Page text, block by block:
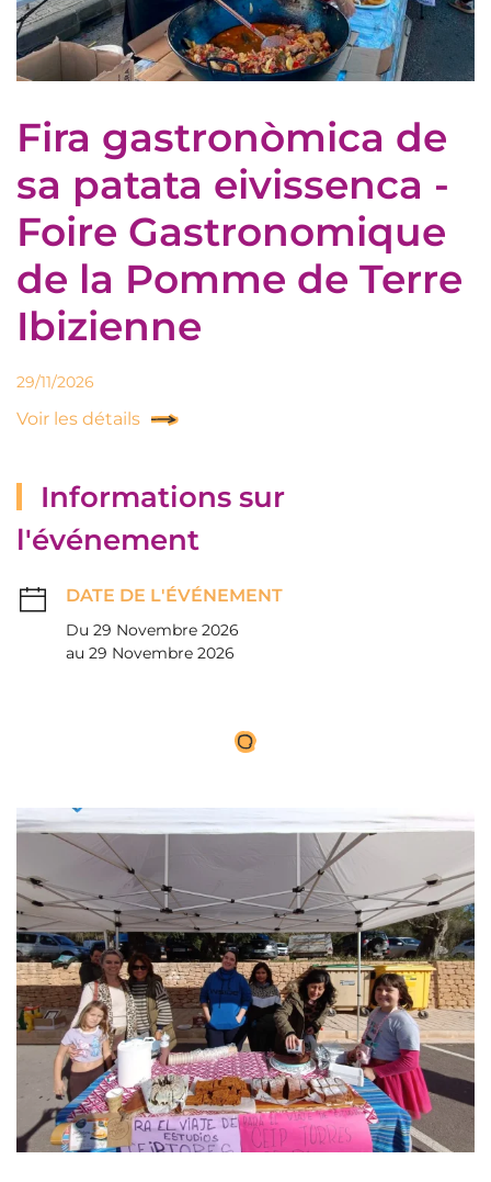
Fira gastronòmica de
sa patata eivissenca -
Foire Gastronomique
de la Pomme de Terre
Ibizienne
29/11/2026
Voir les détails
Informations sur
l'événement
DATE DE L'ÉVÉNEMENT
Du 29 Novembre 2026
au 29 Novembre 2026